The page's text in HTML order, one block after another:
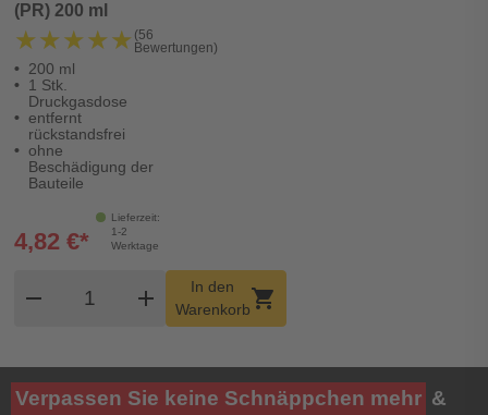
(PR) 200 ml
★★★★★
★★★★★ (56
Bewertungen)
200 ml
1 Stk.
Druckgasdose
entfernt
rückstandsfrei
ohne
Beschädigung der
Bauteile
Lieferzeit:
1-2
Werktage
4,82 €*
remove
Produkt Warenkorb Menge
add
In den
Warenkorbshopping_cart
Verpassen Sie keine Schnäppchen mehr &